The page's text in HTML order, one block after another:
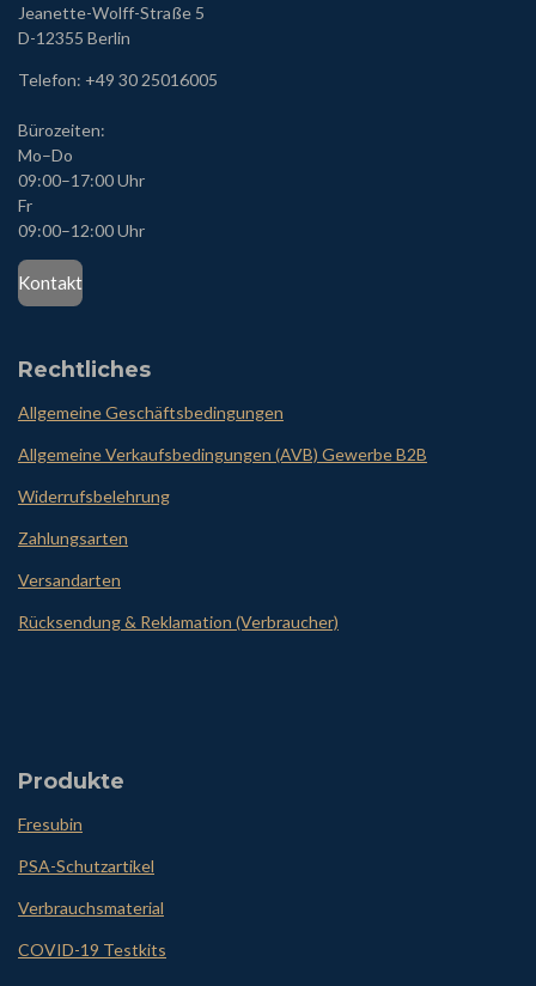
Jeanette-Wolff-Straße 5
D-12355 Berlin
Telefon: +49 30 25016005
Bürozeiten:
Mo–Do
09:00–17:00 Uhr
Fr
09:00–12:00 Uhr
Kontakt
Rechtliches
Allgemeine Geschäftsbedingungen
Allgemeine Verkaufsbedingungen (AVB) Gewerbe B2B
Widerrufsbelehrung
Zahlungsarten
Versandarten
Rücksendung & Reklamation (Verbraucher)
Produkte
Fresubin
PSA-Schutzartikel
Verbrauchsmaterial
COVID-19 Testkits